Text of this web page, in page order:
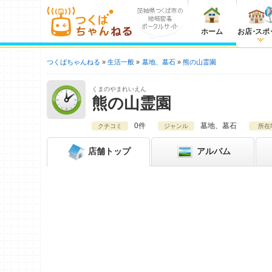
ホーム お店・スポ
つくばちゃんねる 生活一般 墓地、墓石 熊の山霊園
くまのやまれいえん
熊の山霊園
クチコミ 0件 ジャンル 墓地、墓石 所在
店舗 トップ アルバム